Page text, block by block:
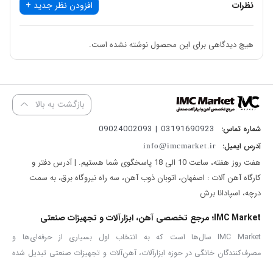
دستگاه جوشکاری میگ/مگ با قابلیت جوشکاری الکترود دستی
اما پرتوان است که علاوه بر جوشکاری میگ/مگ، قابلیت جوشکاری با
الکترود دستی را نیز دارد. این محصول به صورت تخصصی برای
انجامجوش co2
تولید شده است و دارای قابلیت ها و ویژگی هایی است
کیلوگرم می باشد و دارای ابعاد ۶۸۵*۳۰۲*۶۶۰ است.
بر رویدستگاه جوشکاری mig630 آروا مدل ۲۱۲۵
کلید و ۳ ولوم نیز روی آن تعبیه شده است که هر کدام کاربرد مخصوص به
خود را دارند. توسط ولوم ها می توانید میزان جریان خروجی، میزان نفوذ
نظرات افزودن نظر جدید +
هیچ دیدگاهی برای این محصول نوشته نشده است.
بازگشت به بالا
شماره تماس: 03191690923 | 09024002093
آدرس ایمیل: info@imcmarket.ir
هفت روز هفته، ساعت 10 الی 18 پاسخگوی شما هستیم. | آدرس دفتر و
کارگاه آهن آلات : اصفهان، اتوبان ذوب آهن، سه راه نیروگاه برق، به سمت
درچه، اسپادانا برش
IMC Market؛ مرجع تخصصی آهن، ابزارآلات و تجهیزات صنعتی
IMC Market سال‌ها است که به انتخاب اول بسیاری از حرفه‌ای‌ها و
مصرف‌کنندگان خانگی در حوزه ابزارآلات، آهن‌آلات و تجهیزات صنعتی تبدیل شده